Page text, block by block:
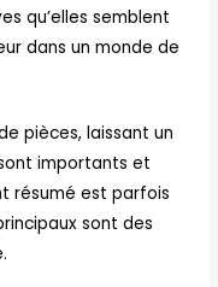
qu’elles semblent
dans un monde de
pièces, laissant un
importants et
résumé est parfois
sont des